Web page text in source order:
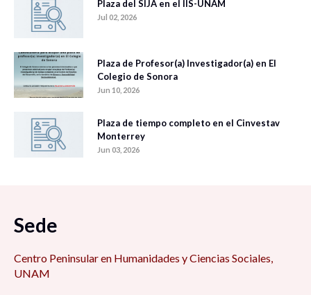
Plaza del SIJA en el IIS-UNAM
Jul 02, 2026
Plaza de Profesor(a) Investigador(a) en El
Colegio de Sonora
Jun 10, 2026
Plaza de tiempo completo en el Cinvestav
Monterrey
Jun 03, 2026
Sede
Centro Peninsular en Humanidades y Ciencias Sociales,
UNAM